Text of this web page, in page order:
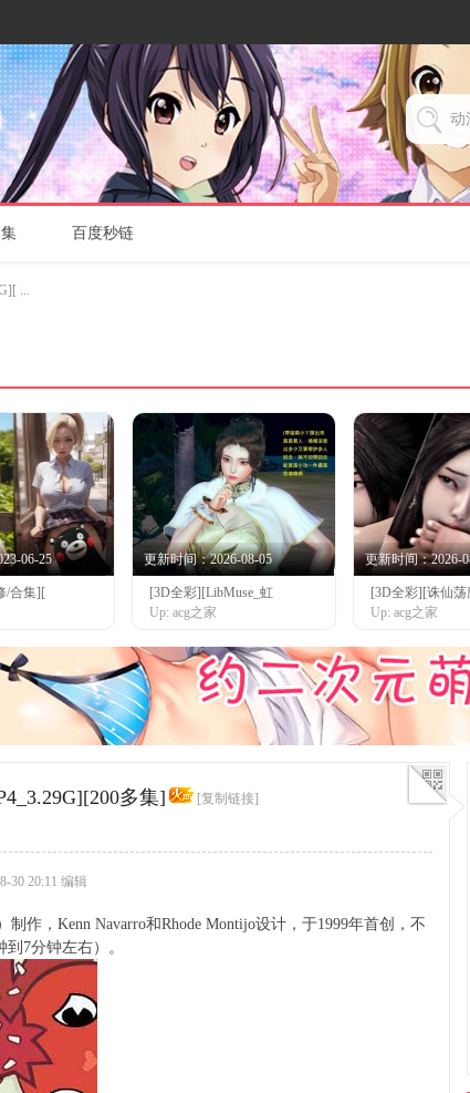
百度秒链
...
06-25
/合集][
更新时间：2026-08-05
[3D全彩][LibMuse_虹
Up: acg之家
更新时间：2026-
[3D全彩][诛仙荡
Up: acg之家
多集] [复制链接]
30 20:11 编辑
制作，Kenn Navarro和Rhode Montijo设计，于1999年首创，不
7分钟左右）。